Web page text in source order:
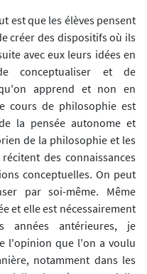
est que les élèves pensent
créer des dispositifs où ils
avec eux leurs idées en
conceptualiser et de
apprend et non en
cours de philosophie est
la pensée autonome et
de la philosophie et les
des connaissances
conceptuelles. On peut
par soi-même. Même
et elle est nécessairement
antérieures, je
l'opinion que l'on a voulu
notamment dans les